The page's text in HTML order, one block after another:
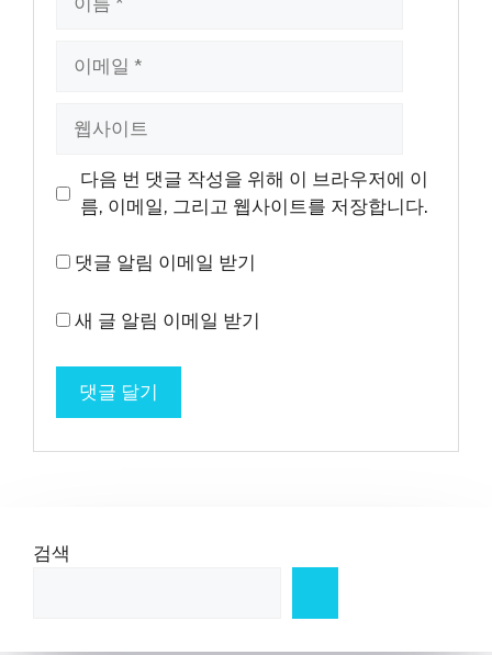
트
다음 번 댓글 작성을 위해 이 브라우저에 이
름, 이메일, 그리고 웹사이트를 저장합니다.
댓글 알림 이메일 받기
새 글 알림 이메일 받기
검색